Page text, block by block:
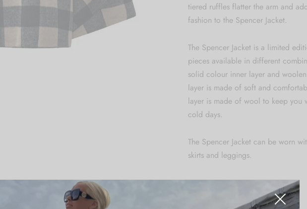
tiered ruffles flatter the arm and
fashion to the Spencer Jacket.
The Spencer Jacket is a limited
pieces available in different
solid colour inner layer and
layer is made of soft and
layer is made of wool to keep you
cold days.
The Spencer Jacket can be worn
skirts and leggings.